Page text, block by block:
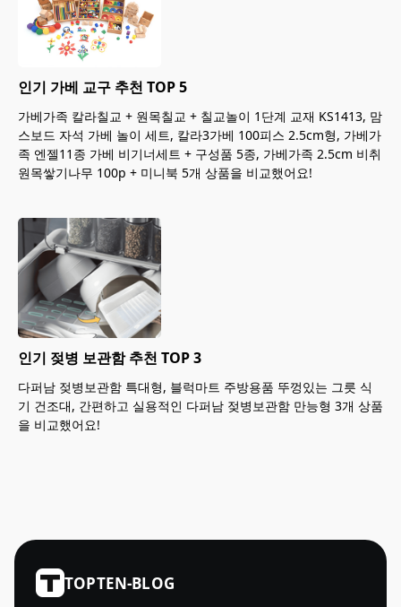
인기 가베 교구 추천 TOP 5
가베가족 칼라칠교 + 원목칠교 + 칠교놀이 1단계 교재 KS1413, 맘
스보드 자석 가베 놀이 세트, 칼라3가베 100피스 2.5cm형, 가베가
족 엔젤11종 가베 비기너세트 + 구성품 5종, 가베가족 2.5cm 비취
원목쌓기나무 100p + 미니북 5개 상품을 비교했어요!
인기 젖병 보관함 추천 TOP 3
다퍼남 젖병보관함 특대형, 블럭마트 주방용품 뚜껑있는 그릇 식
기 건조대, 간편하고 실용적인 다퍼남 젖병보관함 만능형 3개 상품
을 비교했어요!
TOPTEN-BLOG